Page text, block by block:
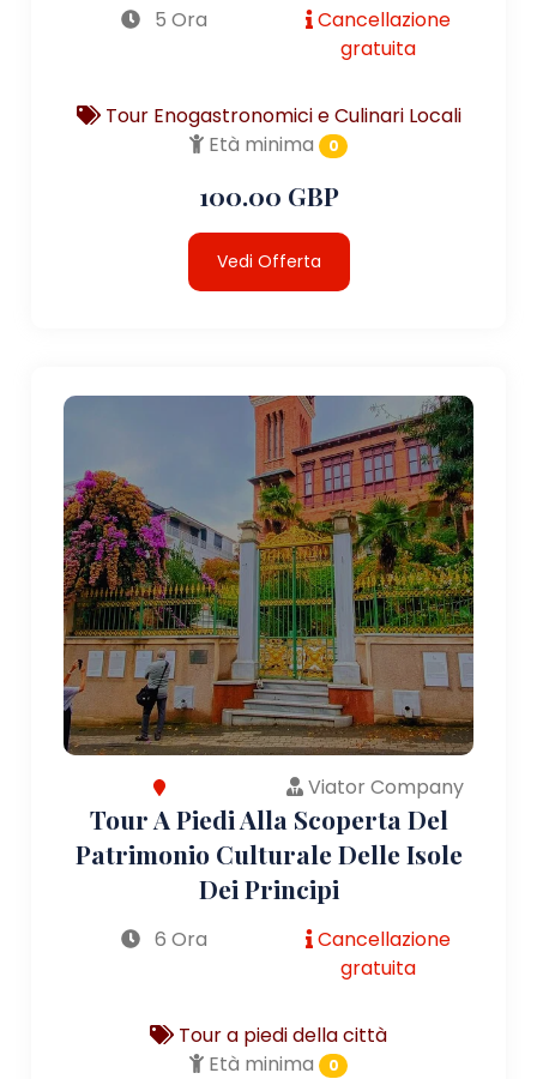
5 Ora
Cancellazione
gratuita
Tour Enogastronomici e Culinari Locali
Età minima
0
100.00 GBP
Vedi Offerta
Viator Company
Tour A Piedi Alla Scoperta Del
Patrimonio Culturale Delle Isole
Dei Principi
6 Ora
Cancellazione
gratuita
Tour a piedi della città
Età minima
0